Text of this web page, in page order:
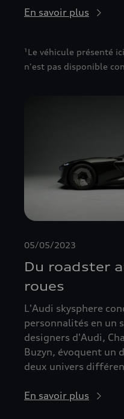
En savoir plus
¹Le véhicule présenté
n'est pas disponible
05/05/2023
Du roadster
roues
L'Audi skysphere
personnalités en un
designers d'Audi,
Buzyn, évoquent un
deux univers
En savoir plus